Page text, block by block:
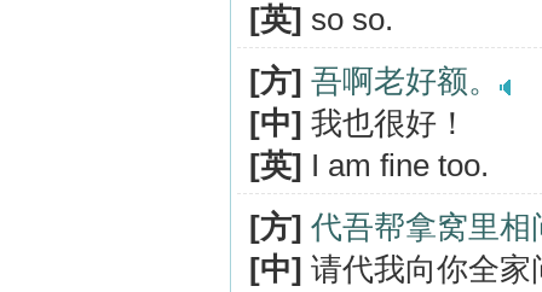
[英] so so.
[方] 吾啊老好额。
[中] 我也很好！
[英] I am fine too.
[方] 代吾帮拿窝里相
[中] 请代我向你全家